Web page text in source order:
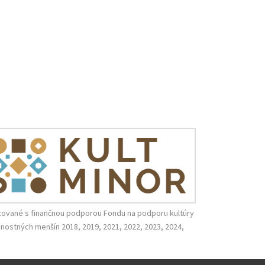
s finančnou podporou Fondu na podporu kultúry
menšín 2018, 2019, 2021, 2022, 2023, 2024,